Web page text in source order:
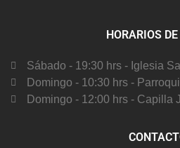
HORARIOS
Sábado - 19:30 hrs - Iglesia
Domingo - 10:30 hrs -
Domingo - 12:00 hrs - Capilla